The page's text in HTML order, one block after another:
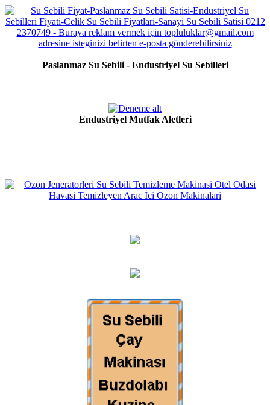
Paslanmaz Su Sebili - Endustriyel Su Sebilleri
Endustriyel Mutfak Aletleri